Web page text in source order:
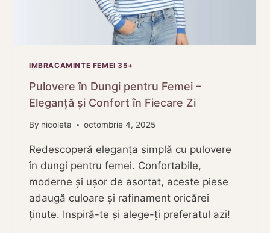
IMBRACAMINTE FEMEI 35+
Pulovere în Dungi pentru Femei –
Eleganță și Confort în Fiecare Zi
By nicoleta octombrie 4, 2025
Redescoperă eleganța simplă cu pulovere
în dungi pentru femei. Confortabile,
moderne și ușor de asortat, aceste piese
adaugă culoare și rafinament oricărei
ținute. Inspiră-te și alege-ți preferatul azi!